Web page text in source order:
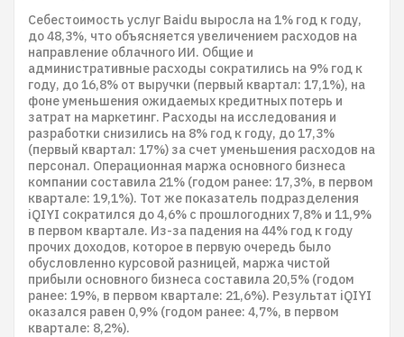
Себестоимость услуг Baidu выросла на 1% год к году,
до 48,3%, что объясняется увеличением расходов на
направление облачного ИИ. Общие и
административные расходы сократились на 9% год к
году, до 16,8% от выручки (первый квартал: 17,1%), на
фоне уменьшения ожидаемых кредитных потерь и
затрат на маркетинг. Расходы на исследования и
разработки снизились на 8% год к году, до 17,3%
(первый квартал: 17%) за счет уменьшения расходов на
персонал. Операционная маржа основного бизнеса
компании составила 21% (годом ранее: 17,3%, в первом
квартале: 19,1%). Тот же показатель подразделения
iQIYI сократился до 4,6% с прошлогодних 7,8% и 11,9%
в первом квартале. Из-за падения на 44% год к году
прочих доходов, которое в первую очередь было
обусловленно курсовой разницей, маржа чистой
прибыли основного бизнеса составила 20,5% (годом
ранее: 19%, в первом квартале: 21,6%). Результат iQIYI
оказался равен 0,9% (годом ранее: 4,7%, в первом
квартале: 8,2%).